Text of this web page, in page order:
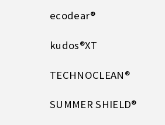
ecodear®
kudos®XT
TECHNOCLEAN®
SUMMER SHIELD®